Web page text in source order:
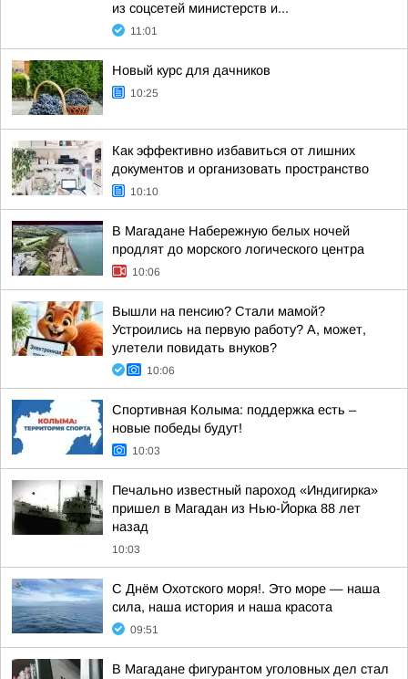
из соцсетей министерств и...
11:01
Новый курс для дачников
10:25
Как эффективно избавиться от лишних
документов и организовать пространство
10:10
В Магадане Набережную белых ночей
продлят до морского логического центра
10:06
Вышли на пенсию? Стали мамой?
Устроились на первую работу? А, может,
улетели повидать внуков?
10:06
Спортивная Колыма: поддержка есть –
новые победы будут!
10:03
Печально известный пароход «Индигирка»
пришел в Магадан из Нью-Йорка 88 лет
назад
10:03
С Днём Охотского моря!. Это море — наша
сила, наша история и наша красота
09:51
В Магадане фигурантом уголовных дел стал